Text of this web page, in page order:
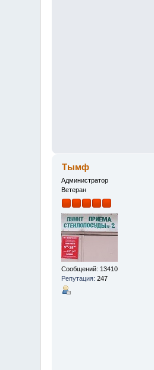
Тымф
Администратор
Ветеран
Сообщений: 13410
Репутация: 247